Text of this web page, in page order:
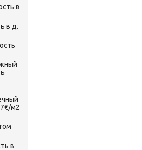
в
в д.
м2
в